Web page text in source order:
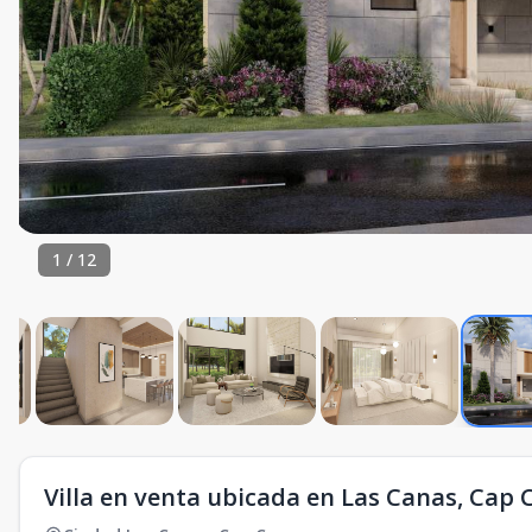
1 / 12
Villa en venta ubicada en Las Canas, Cap